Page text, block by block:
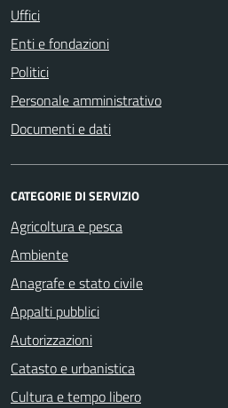
Uffici
Enti e fondazioni
Politici
Personale amministrativo
Documenti e dati
CATEGORIE DI SERVIZIO
Agricoltura e pesca
Ambiente
Anagrafe e stato civile
Appalti pubblici
Autorizzazioni
Catasto e urbanistica
Cultura e tempo libero